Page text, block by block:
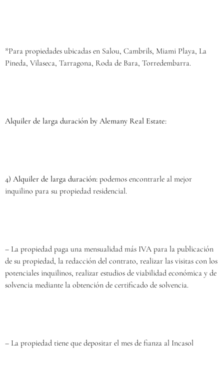
*Para propiedades ubicadas en Salou, Cambrils, Miami Playa, La
Pineda, Vilaseca, Tarragona, Roda de Bara, Torredembarra.
Alquiler de larga duración by Alemany Real Estate:
4) Alquiler de larga duración: podemos encontrarle al mejor
inquilino para su propiedad residencial.
– La propiedad paga una mensualidad más IVA para la publicación
de su propiedad, la redacción del contrato, realizar las visitas con los
potenciales inquilinos, realizar estudios de viabilidad económica y de
solvencia mediante la obtención de certificado de solvencia.
– La propiedad tiene que depositar el mes de fianza al Incasol